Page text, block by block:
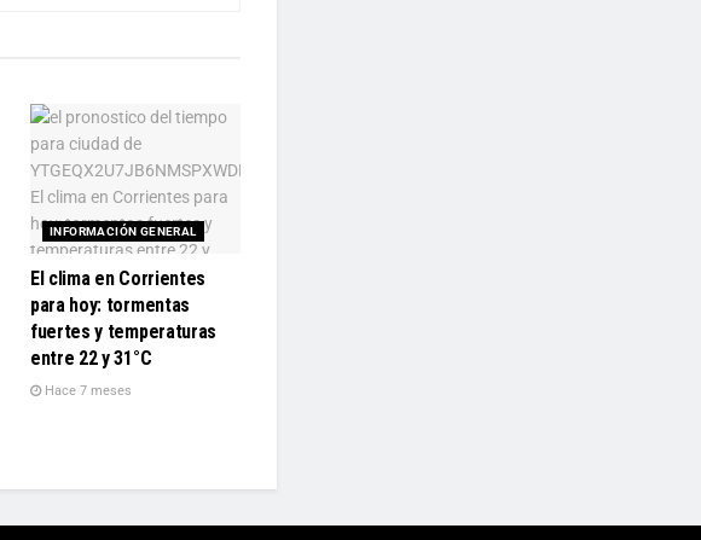
INFORMACIÓN GENERAL
El clima en Corrientes
para hoy: tormentas
fuertes y temperaturas
entre 22 y 31°C
Hace 7 meses